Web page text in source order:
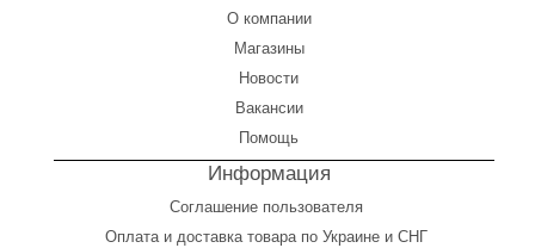
О компании
Магазины
Новости
Вакансии
Помощь
Информация
Соглашение пользователя
Оплата и доставка товара по Украине и СНГ